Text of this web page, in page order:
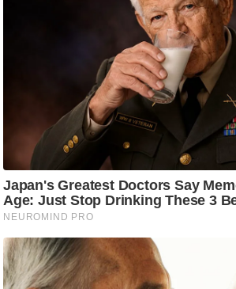
इ
स्टा
इ
ल
टे
क्नॉ
लॉ